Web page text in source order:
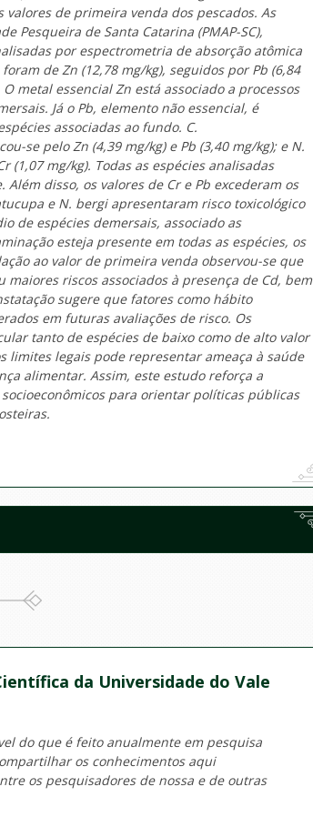
de primeira venda dos pescados. As
Pesqueira de Santa Catarina (PMAP-SC),
por espectrometria de absorção atômica
de Zn (12,78 mg/kg), seguidos por Pb (6,84
metal essencial Zn está associado a processos
Já o Pb, elemento não essencial, é
associadas ao fundo. C.
se pelo Zn (4,39 mg/kg) e Pb (3,40 mg/kg); e N.
(1,07 mg/kg). Todas as espécies analisadas
disso, os valores de Cr e Pb excederam os
e N. bergiapresentaram risco toxicológico
de espécies demersais, associado as
esteja presente em todas as espécies, os
ao valor de primeira venda observou-se que
maiores riscos associados à presença de Cd, bem
sugere que fatores como hábito
em futuras avaliações de risco. Os
tanto de espécies de baixo como de alto valor
limites legais pode representar ameaça à saúde
alimentar. Assim, este estudo reforça a
para orientar políticas públicas
da Universidade do Vale
do que é feito anualmente em pesquisa
os conhecimentos aqui
os pesquisadores de nossa e de outras